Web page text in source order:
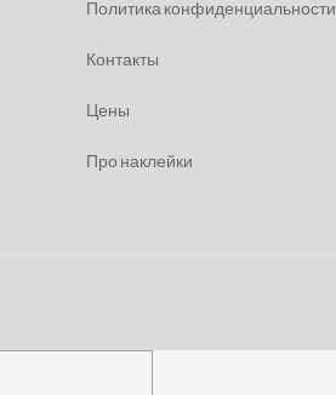
Политика конфиденциальности
Контакты
Цены
Про наклейки